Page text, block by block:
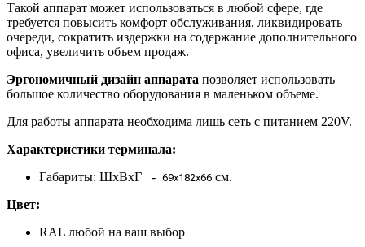
Такой аппарат может использоваться в любой сфере, где
требуется повысить комфорт обслуживания, ликвидировать
очереди, сократить издержки на содержание дополнительного
офиса, увеличить объем продаж.
Эргономичный дизайн аппарата позволяет использовать
большое количество оборудования в маленьком объеме.
Для работы аппарата необходима лишь сеть с питанием 220V.
Характеристики терминала:
Габариты: ШхВхГ - 69х182х66 см.
Цвет:
RAL любой на ваш выбор